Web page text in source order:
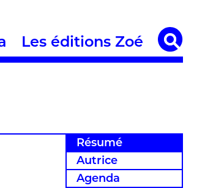
Les éditions Zoé
Résumé
Autrice
Agenda